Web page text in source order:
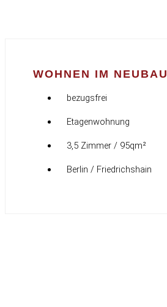
WOHNEN IM NEUBAU
bezugsfrei
Etagenwohnung
3,5 Zimmer / 95qm²
Berlin / Friedrichshain